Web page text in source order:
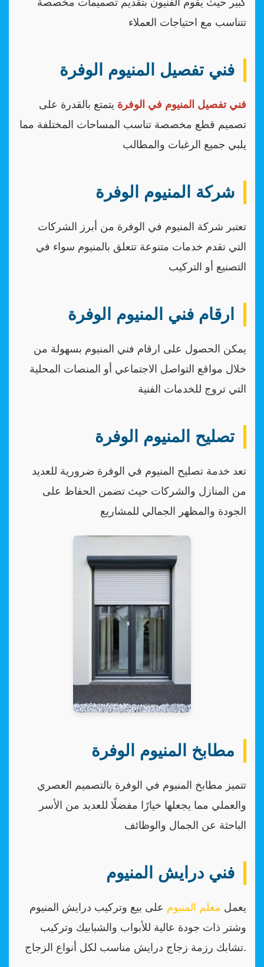
تتناسب مع احتياجات العملاء
فني تفصيل المنيوم الوفرة
فني تفصيل المنيوم في الوفرة يتمتع بالقدرة على
تصميم قطع مخصصة تناسب المساحات المختلفة مما
يلبي جميع الرغبات والمطالب
شركة المنيوم الوفرة
تعتبر شركة المنيوم في الوفرة من أبرز الشركات
التي تقدم خدمات متنوعة تتعلق بالمنيوم سواء في
التصنيع أو التركيب
ارقام فني المنيوم الوفرة
يمكن الحصول على ارقام فني المنيوم بسهولة من
خلال مواقع التواصل الاجتماعي أو المنصات المحلية
التي تروج للخدمات الفنية
تصليح المنيوم الوفرة
تعد خدمة تصليح المنيوم في الوفرة ضرورية للعديد
من المنازل والشركات حيث تضمن الحفاظ على
الجودة والمظهر الجمالي للمشاريع
مطابخ المنيوم الوفرة
تتميز مطابخ المنيوم في الوفرة بالتصميم العصري
والعملي مما يجعلها خيارًا مفضلًا للعديد من الأسر
الباحثة عن الجمال والوظائف
فني درايش المنيوم
يعمل معلم المنيوم على بيع وتركيب درايش المنيوم
وشتر ذات جودة عالية للأبواب والشبابيك وتركيب
تشابك رزمة زجاج درايش مناسب لكل أنواع الزجاج.